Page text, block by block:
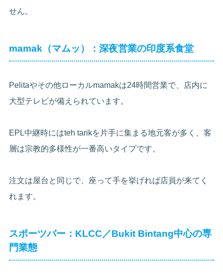
せん。
mamak（マムッ）：深夜営業の印度系食堂
Pelitaやその他ローカルmamakは24時間営業で、店内に
大型テレビが備えられています。
EPL中継時にはteh tarikを片手に集まる地元客が多く、客
層は宗教的多様性が一番高いタイプです。
注文は屋台と同じで、座って手を挙げれば店員が来てく
れます。
スポーツバー：KLCC／Bukit Bintang中心の専
門業態